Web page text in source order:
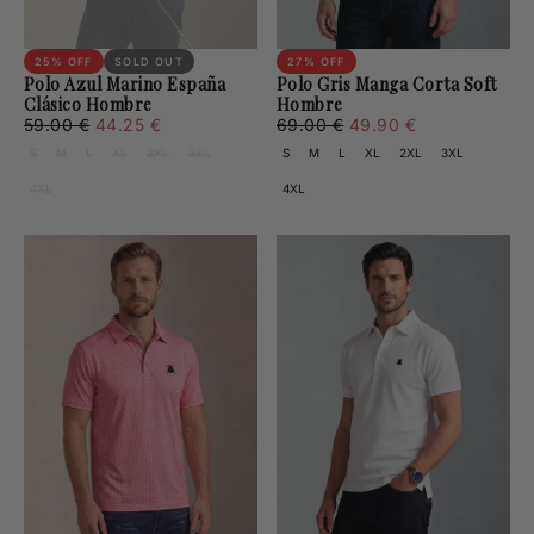
Polo Azul Marino España
Clásico Hombre
25 % OFF SOLD OUT
44.25
Regular
59.00 € Minimum
44.25 €
Polo Gris Manga Corta Soft
Hombre
27 % OFF
49.90
€
Regular
price
69.00 € Minimum
price
49.90 €
S M L XL 2XL 3XL
4XL